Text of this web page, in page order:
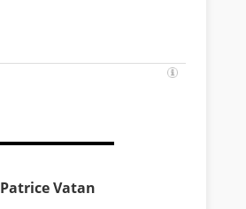
Patrice Vatan